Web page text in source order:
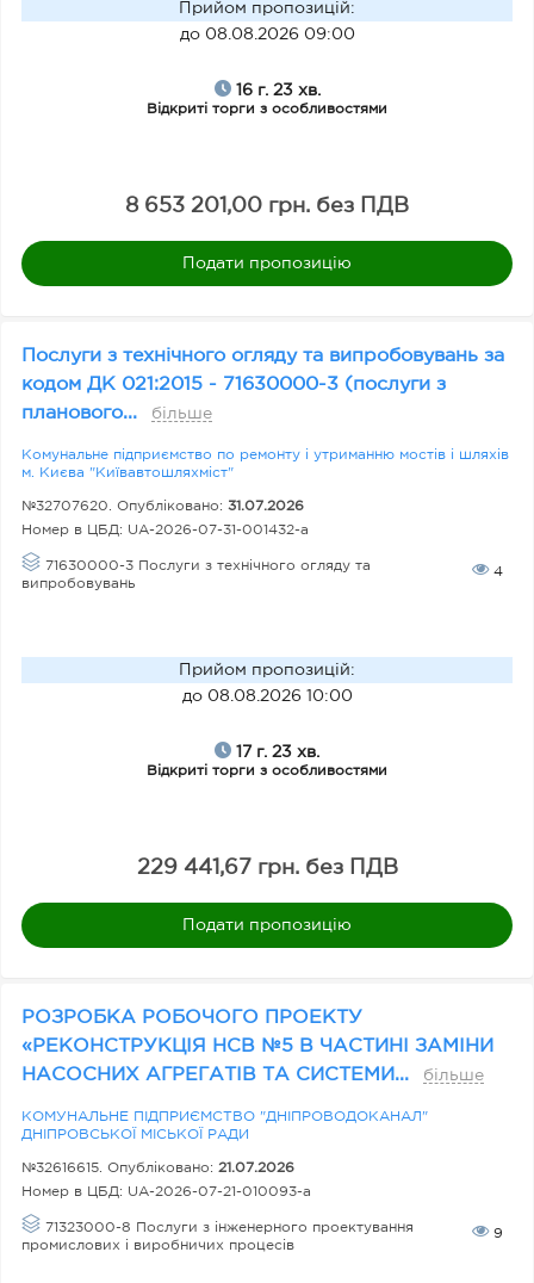
Прийом пропозицій:
до 08.08.2026 09:00
16 г. 23 хв.
Відкриті торги з особливостями
8 653 201,00 грн. без ПДВ
Подати пропозицію
Послуги з технічного огляду та випробовувань за
кодом ДК 021:2015 - 71630000-3 (послуги з
планового...
більше
Комунальне підприємство по ремонту і утриманню мостів і шляхів
м. Києва "Київавтошляхміст"
№32707620. Опубліковано: 31.07.2026
Номер в ЦБД: UA-2026-07-31-001432-a
71630000-3 Послуги з технічного огляду та
випробовувань
4
Прийом пропозицій:
до 08.08.2026 10:00
17 г. 23 хв.
Відкриті торги з особливостями
229 441,67 грн. без ПДВ
Подати пропозицію
РОЗРОБКА РОБОЧОГО ПРОЕКТУ
«РЕКОНСТРУКЦІЯ НСВ №5 В ЧАСТИНІ ЗАМІНИ
НАСОСНИХ АГРЕГАТІВ ТА СИСТЕМИ...
більше
КОМУНАЛЬНЕ ПІДПРИЄМСТВО "ДНІПРОВОДОКАНАЛ"
ДНІПРОВСЬКОЇ МІСЬКОЇ РАДИ
№32616615. Опубліковано: 21.07.2026
Номер в ЦБД: UA-2026-07-21-010093-a
71323000-8 Послуги з інженерного проектування
промислових і виробничих процесів
9